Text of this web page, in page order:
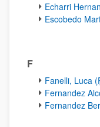
Echarri
Escobedo
F
Fanelli, Luca (
Fernandez
Fernandez